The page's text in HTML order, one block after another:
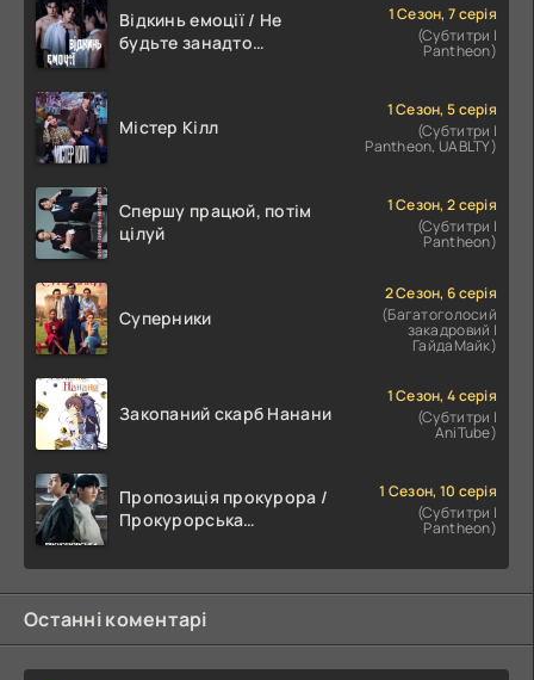
Відкинь емоції / Не
будьте занадто
1 Сезон, 7 серія
(Субтитри |
Pantheon)
Містер Кілл
1 Сезон, 5 серія
(Субтитри |
Pantheon, UABLTY)
Спершу працюй, потім
цілуй
1 Сезон, 2 серія
(Субтитри |
Pantheon)
Суперники
2 Сезон, 6 серія
(Багатоголосий
закадровий |
ГайдаМайк)
Закопаний скарб Нанани
1 Сезон, 4 серія
(Субтитри |
AniTube)
Пропозиція прокурора /
Прокурорська
1 Сезон, 10 серія
(Субтитри |
Pantheon)
Останні коментарі